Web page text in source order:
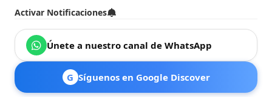
Activar Notificaciones
Únete a nuestro canal de WhatsApp
G Síguenos en Google Discover